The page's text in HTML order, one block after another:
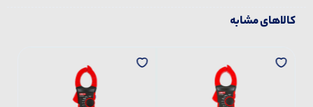
کالاهای مشابه